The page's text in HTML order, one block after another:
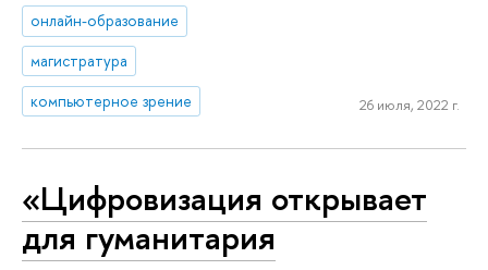
онлайн-образование
магистратура
компьютерное зрение
26 июля, 2022 г.
«Цифровизация открывает
для гуманитария